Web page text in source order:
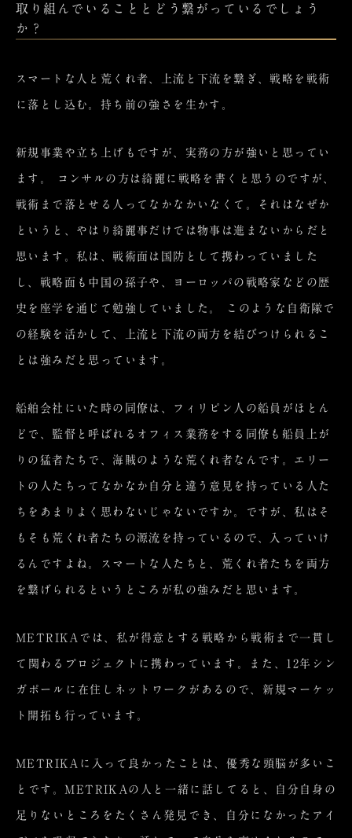
取り組んでいることとどう繋がっているでしょう
か？
スマートな人と荒くれ者、上流と下流を繋ぎ、戦略を戦術
に落とし込む。持ち前の強さを生かす。
新規事業や立ち上げもですが、実務の方が強いと思ってい
ます。 コンサルの方は綺麗に戦略を書くと思うのですが、
戦術まで落とせる人ってなかなかいなくて。それはなぜか
というと、やはり綺麗事だけでは物事は進まないからだと
思います。私は、戦術面は国防として携わっていました
し、戦略面も中国の孫子や、ヨーロッパの戦略家などの歴
史を座学を通じて勉強していました。 このような自衛隊で
の経験を活かして、上流と下流の両方を結びつけられるこ
とは強みだと思っています。
船舶会社にいた時の同僚は、フィリピン人の船員がほとん
どで、監督と呼ばれるオフィス業務をする同僚も船員上が
りの猛者たちで、海賊のような荒くれ者なんです。エリー
トの人たちってなかなか自分と違う意見を持っている人た
ちをあまりよく思わないじゃないですか。ですが、私はそ
もそも荒くれ者たちの源流を持っているので、入っていけ
るんですよね。スマートな人たちと、荒くれ者たちを両方
を繋げられるというところが私の強みだと思います。
METRIKAでは、私が得意とする戦略から戦術まで一貫し
て関わるプロジェクトに携わっています。また、12年シン
ガポールに在住しネットワークがあるので、新規マーケッ
ト開拓も行っています。
METRIKAに入って良かったことは、優秀な頭脳が多いこ
とです。METRIKAの人と一緒に話してると、自分自身の
足りないところをたくさん発見でき、自分になかったアイ